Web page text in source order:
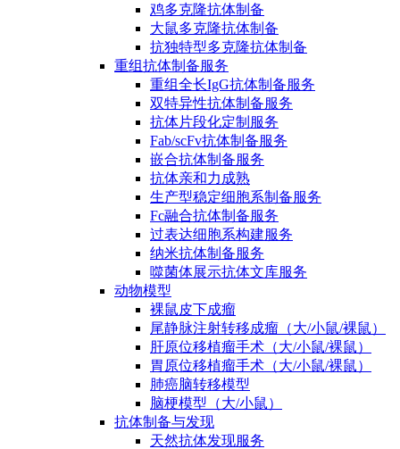
鸡多克隆抗体制备
大鼠多克隆抗体制备
抗独特型多克隆抗体制备
重组抗体制备服务
重组全长IgG抗体制备服务
双特异性抗体制备服务
抗体片段化定制服务
Fab/scFv抗体制备服务
嵌合抗体制备服务
抗体亲和力成熟
生产型稳定细胞系制备服务
Fc融合抗体制备服务
过表达细胞系构建服务
纳米抗体制备服务
噬菌体展示抗体文库服务
动物模型
裸鼠皮下成瘤
尾静脉注射转移成瘤（大/小鼠/裸鼠）
肝原位移植瘤手术（大/小鼠/裸鼠）
胃原位移植瘤手术（大/小鼠/裸鼠）
肺癌脑转移模型
脑梗模型（大/小鼠）
抗体制备与发现
天然抗体发现服务